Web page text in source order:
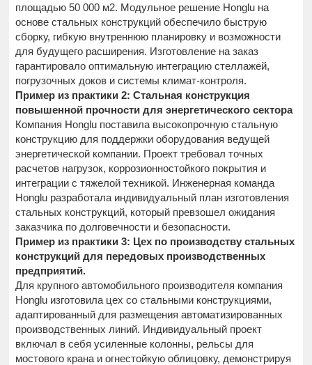
площадью 50 000 м2. Модульное решение Honglu на
основе стальных конструкций обеспечило быструю
сборку, гибкую внутреннюю планировку и возможности
для будущего расширения. Изготовление на заказ
гарантировало оптимальную интеграцию стеллажей,
погрузочных доков и системы климат-контроля.
Пример из практики 2: Стальная конструкция
повышенной прочности для энергетического сектора
Компания Honglu поставила высокопрочную стальную
конструкцию для поддержки оборудования ведущей
энергетической компании. Проект требовал точных
расчетов нагрузок, коррозионностойкого покрытия и
интеграции с тяжелой техникой. Инженерная команда
Honglu разработала индивидуальный план изготовления
стальных конструкций, который превзошел ожидания
заказчика по долговечности и безопасности.
Пример из практики 3: Цех по производству стальных
конструкций для передовых производственных
предприятий.
Для крупного автомобильного производителя компания
Honglu изготовила цех со стальными конструкциями,
адаптированный для размещения автоматизированных
производственных линий. Индивидуальный проект
включал в себя усиленные колонны, рельсы для
мостового крана и огнестойкую облицовку, демонстрируя